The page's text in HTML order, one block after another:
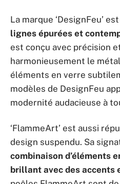
La marque ‘DesignFeu’
lignes épurées et
est conçu avec précision
harmonieusement le
éléments en verre
modèles de DesignFeu
modernité audacieuse à
‘FlammeArt’ est aussi
design suspendu. Sa
combinaison d’éléments
brillant avec des accents